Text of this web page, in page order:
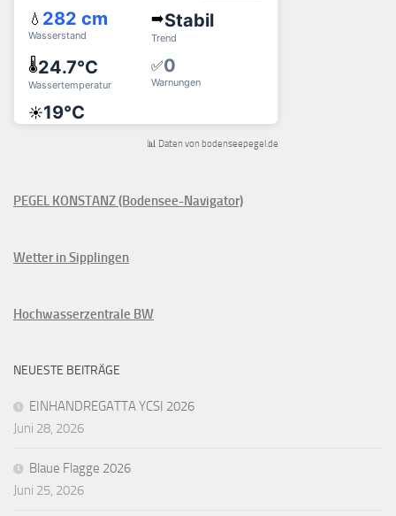
📊 Daten von bodenseepegel.de
PEGEL KONSTANZ (Bodensee-Navigator)
Wetter in Sipplingen
Hochwasserzentrale BW
NEUESTE BEITRÄGE
EINHANDREGATTA YCSI 2026
Juni 28, 2026
Blaue Flagge 2026
Juni 25, 2026